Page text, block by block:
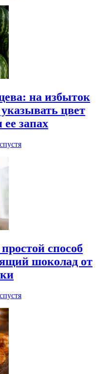
на избыток
цвет
ее запах
способ
шоколад от